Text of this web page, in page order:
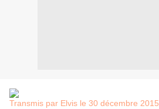
Transmis par Elvis le 30 décembre 2015